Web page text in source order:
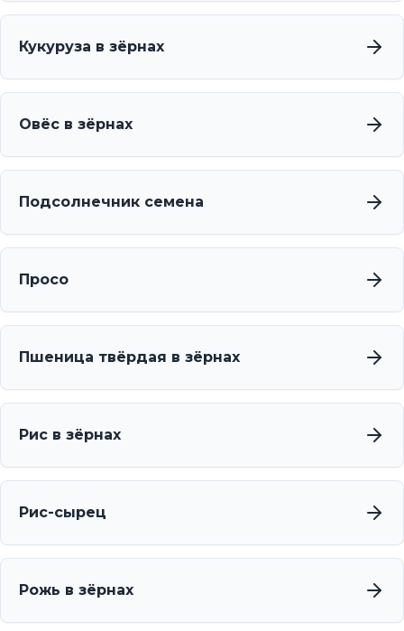
Кукуруза в зёрнах
Овёс в зёрнах
Подсолнечник семена
Просо
Пшеница твёрдая в зёрнах
Рис в зёрнах
Рис-сырец
Рожь в зёрнах